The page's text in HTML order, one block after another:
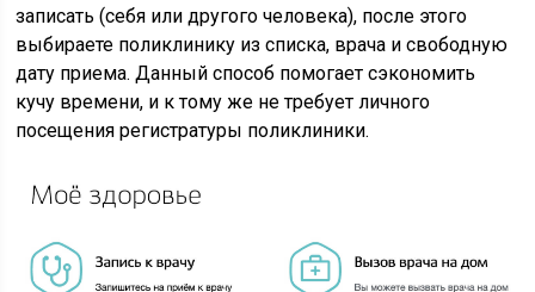
записать (себя или другого человека), после этого
выбираете поликлинику из списка, врача и свободную
дату приема. Данный способ помогает сэкономить
кучу времени, и к тому же не требует личного
посещения регистратуры поликлиники.